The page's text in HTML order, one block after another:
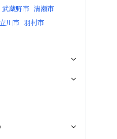
武蔵野市 清瀬市
立川市 羽村市